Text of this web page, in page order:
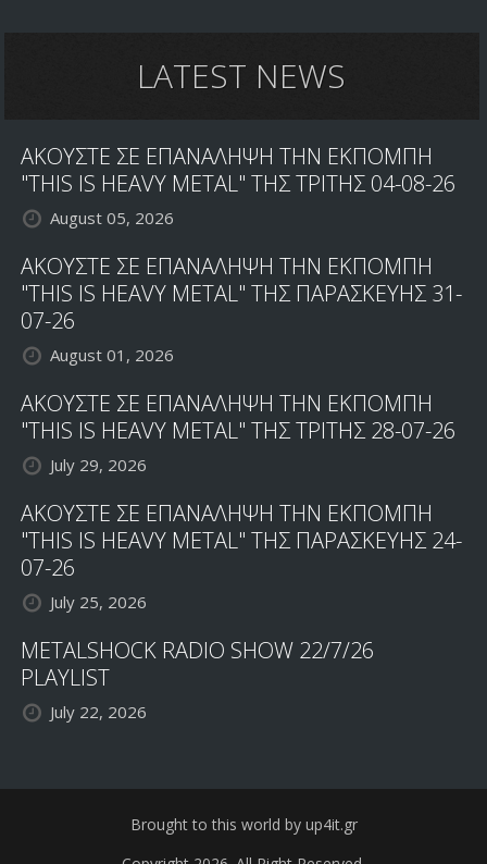
LATEST NEWS
ΑΚΟΥΣΤΕ ΣΕ ΕΠΑΝΑΛΗΨΗ ΤΗΝ ΕΚΠΟΜΠΗ
"THIS IS HEAVY METAL" ΤΗΣ ΤΡΙΤΗΣ 04-08-26
August 05, 2026
ΑΚΟΥΣΤΕ ΣΕ ΕΠΑΝΑΛΗΨΗ ΤΗΝ ΕΚΠΟΜΠΗ
"THIS IS HEAVY METAL" ΤΗΣ ΠΑΡΑΣΚΕΥΗΣ 31-
07-26
August 01, 2026
ΑΚΟΥΣΤΕ ΣΕ ΕΠΑΝΑΛΗΨΗ ΤΗΝ ΕΚΠΟΜΠΗ
"THIS IS HEAVY METAL" ΤΗΣ ΤΡΙΤΗΣ 28-07-26
July 29, 2026
ΑΚΟΥΣΤΕ ΣΕ ΕΠΑΝΑΛΗΨΗ ΤΗΝ ΕΚΠΟΜΠΗ
"THIS IS HEAVY METAL" ΤΗΣ ΠΑΡΑΣΚΕΥΗΣ 24-
07-26
July 25, 2026
METALSHOCK RADIO SHOW 22/7/26
PLAYLIST
July 22, 2026
Brought to this world by up4it.gr